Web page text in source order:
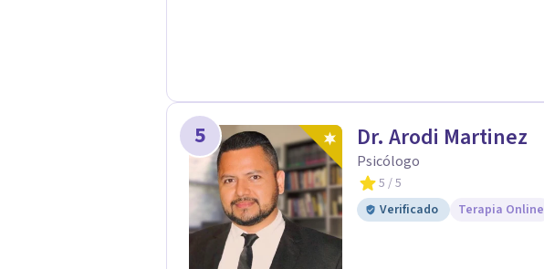
5 Dr. Arodi Martinez
Psicólogo
5 / 5
Verificado
Terapia Online